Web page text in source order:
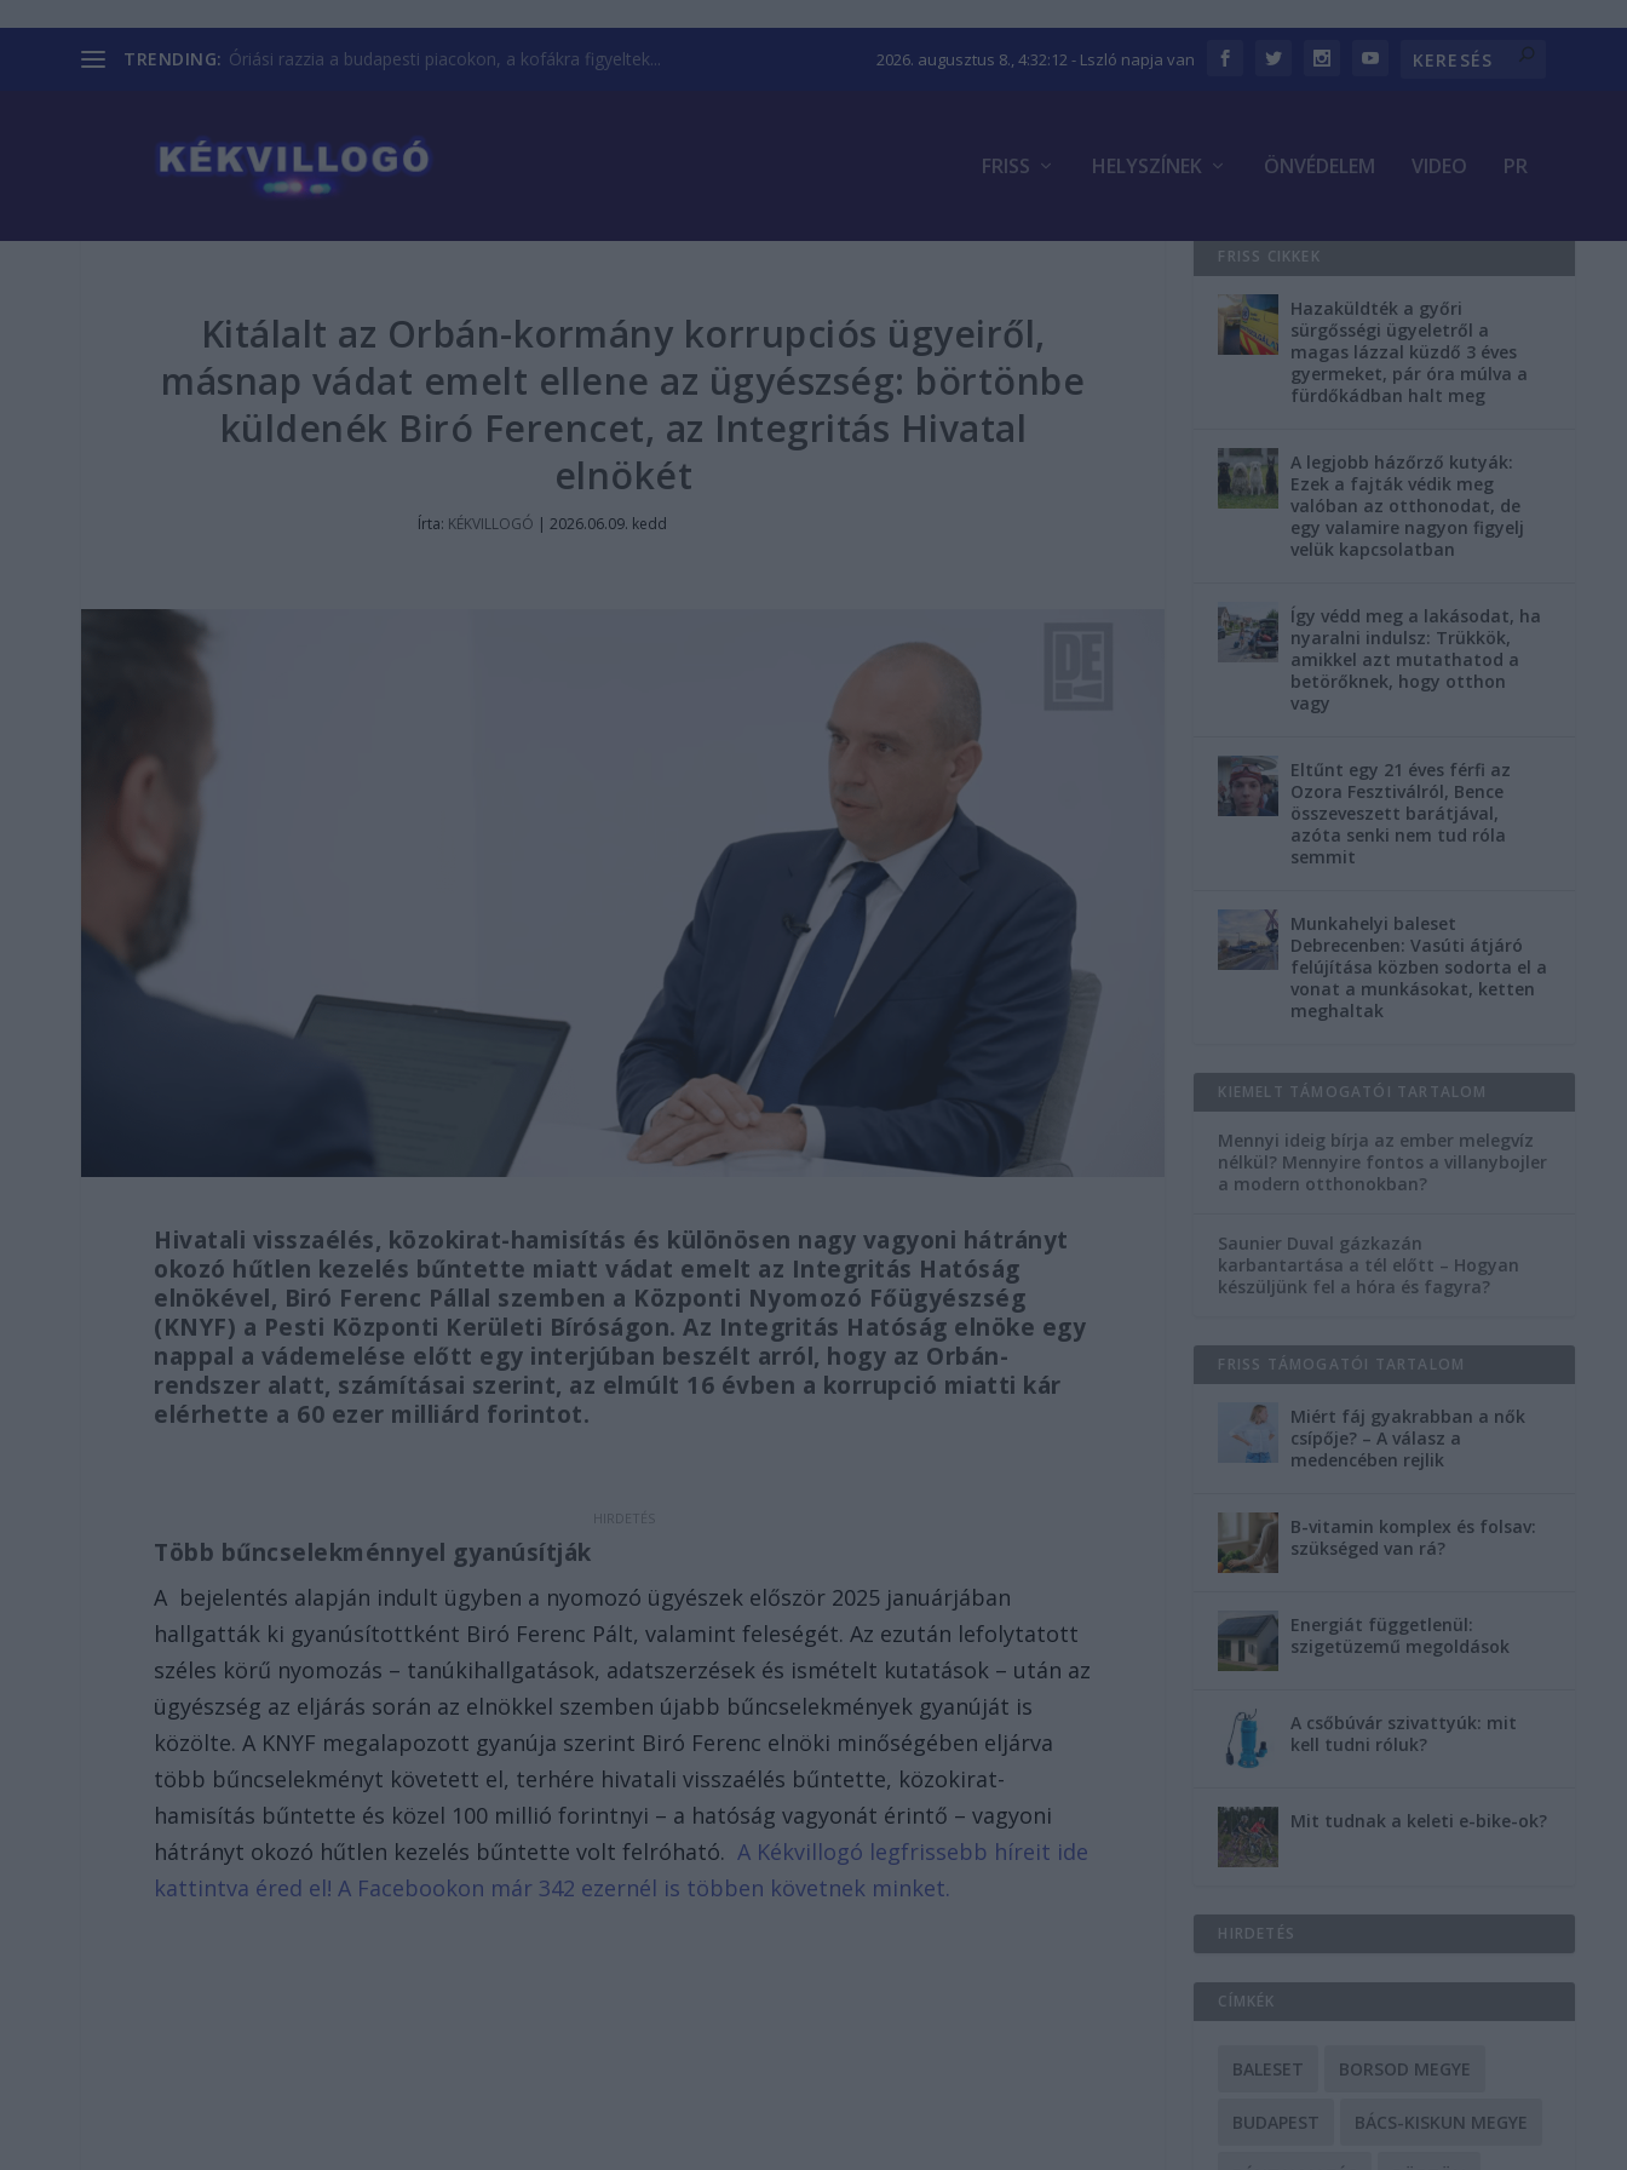
TRENDING: Óriási razzia a budapesti piacokon, a kofákra figyeltek... 2026. augusztus 8., 4:32:13 - Lszló napja van
FRISS HELYSZÍNEK ÖNVÉDELEM VIDEO PR
Kitálalt az Orbán-kormány korrupciós ügyeiről,
másnap vádat emelt ellene az ügyészség: börtönbe
küldenék Biró Ferencet, az Integritás Hivatal
elnökét
Írta: KÉKVILLOGÓ |2026.06.09. kedd
Hivatali visszaélés, közokirat-hamisítás és különösen nagy vagyoni hátrányt
okozó hűtlen kezelés bűntette miatt vádat emelt az Integritás Hatóság
elnökével, Biró Ferenc Pállal szemben a Központi Nyomozó Főügyészség
(KNYF) a Pesti Központi Kerületi Bíróságon. Az Integritás Hatóság elnöke egy
nappal a vádemelése előtt egy interjúban beszélt arról, hogy az Orbán-
rendszer alatt, számításai szerint, az elmúlt 16 évben a korrupció miatti kár
elérhette a 60 ezer milliárd forintot.
Több bűncselekménnyel gyanúsítják
A bejelentés alapján indult ügyben a nyomozó ügyészek először 2025 januárjában
hallgatták ki gyanúsítottként Biró Ferenc Pált, valamint feleségét. Az ezután lefolytatott
széles körű nyomozás – tanúkihallgatások, adatszerzések és ismételt kutatások – után az
ügyészség az eljárás során az elnökkel szemben újabb bűncselekmények gyanúját is
közölte. A KNYF megalapozott gyanúja szerint Biró Ferenc elnöki minőségében eljárva
több bűncselekményt követett el, terhére hivatali visszaélés bűntette, közokirat-
hamisítás bűntette és közel 100 millió forintnyi – a hatóság vagyonát érintő – vagyoni
hátrányt okozó hűtlen kezelés bűntette volt felróható.A Kékvillogó legfrissebb híreit ide
kattintva éred el! A Facebookon már 342 ezernél is többen követnek minket.
FRISS CIKKEK
Hazaküldték a győri
sürgősségi ügyeletről a
magas lázzal küzdő 3 éves
gyermeket, pár óra múlva a
fürdőkádban halt meg
A legjobb házőrző kutyák:
Ezek a fajták védik meg
valóban az otthonodat, de
egy valamire nagyon figyelj
velük kapcsolatban
Így védd meg a lakásodat, ha
nyaralni indulsz: Trükkök,
amikkel azt mutathatod a
betörőknek, hogy otthon
vagy
Eltűnt egy 21 éves férfi az
Ozora Fesztiválról, Bence
összeveszett barátjával,
azóta senki nem tud róla
semmit
Munkahelyi baleset
Debrecenben: Vasúti átjáró
felújítása közben sodorta el a
vonat a munkásokat, ketten
meghaltak
KIEMELT TÁMOGATÓI TARTALOM
Mennyi ideig bírja az ember melegvíz
nélkül? Mennyire fontos a villanybojler
a modern otthonokban?
Saunier Duval gázkazán
karbantartása a tél előtt – Hogyan
készüljünk fel a hóra és fagyra?
FRISS TÁMOGATÓI TARTALOM
Miért fáj gyakrabban a nők
csípője? – A válasz a
medencében rejlik
B-vitamin komplex és folsav:
szükséged van rá?
Energiát függetlenül:
szigetüzemű megoldások
A csőbúvár szivattyúk: mit
kell tudni róluk?
Mit tudnak a keleti e-bike-ok?
HIRDETÉS
CÍMKÉK
BALESET BORSOD MEGYE
BUDAPEST BÁCS-KISKUN MEGYE